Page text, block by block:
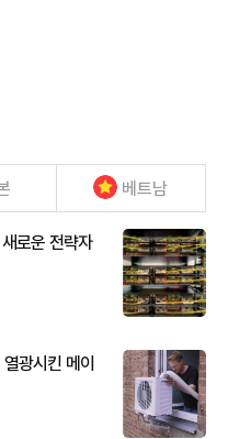
베트남
로운 전략자
광시킨 메이